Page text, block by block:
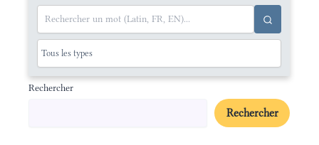
Rechercher
Rechercher